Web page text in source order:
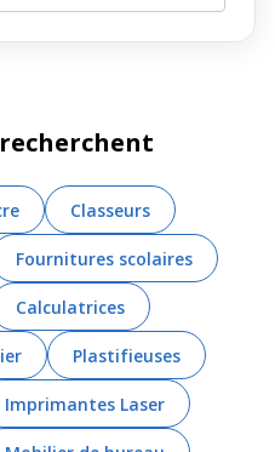
Classeurs
Fournitures scolaires
Calculatrices
Plastifieuses
Imprimantes Laser